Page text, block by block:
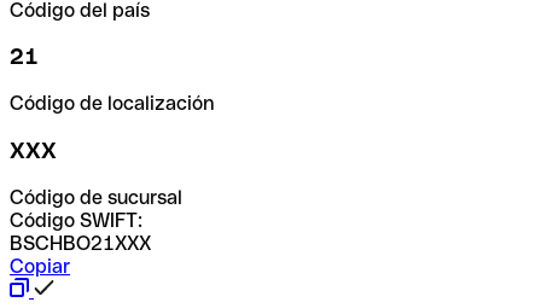
Código del país
21
Código de localización
XXX
Código de sucursal
Código SWIFT:
BSCHBO21XXX
Copiar